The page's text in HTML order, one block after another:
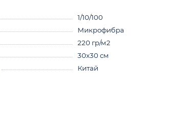
1/10/100
Микрофибра
220 гр/м2
30х30 см
Китай